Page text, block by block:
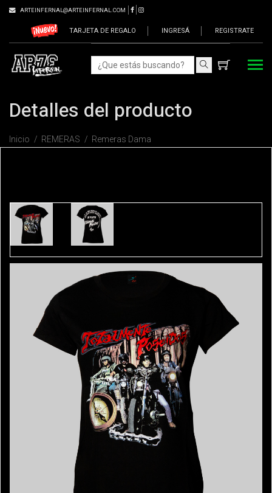
ARTEINFERNAL@ARTEINFERNAL.COM
TARJETA DE REGALO INGRESÁ REGISTRATE
Detalles del producto
Inicio REMERAS Remeras Dama